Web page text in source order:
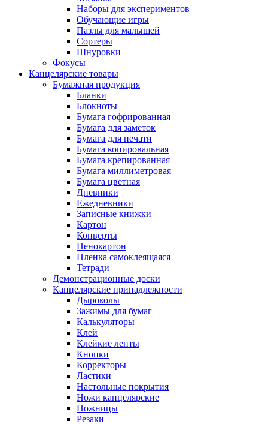
Наборы для экспериментов
Обучающие игры
Пазлы для малышей
Сортеры
Шнуровки
Фокусы
Канцелярские товары
Бумажная продукция
Бланки
Блокноты
Бумага гофрированная
Бумага для заметок
Бумага для печати
Бумага копировальная
Бумага крепированная
Бумага миллиметровая
Бумага цветная
Дневники
Ежедневники
Записные книжки
Картон
Конверты
Пенокартон
Пленка самоклеящаяся
Тетради
Демонстрационные доски
Канцелярские принадлежности
Дыроколы
Зажимы для бумаг
Калькуляторы
Клей
Клейкие ленты
Кнопки
Корректоры
Ластики
Настольные покрытия
Ножи канцелярские
Ножницы
Резаки